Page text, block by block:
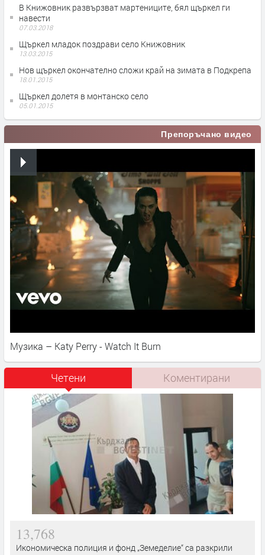
В Книжовник развързват мартениците, бял щъркел ги
навести
07.03.2018
Щъркел младок поздрави село Книжовник
13.03.2015
Нов щъркел окончателно сложи край на зимата в Подкрепа
18.01.2015
Щъркел долетя в монтанско село
05.01.2015
Препоръчано видео
Музика – Katy Perry - Watch It Burn
Четени Коментирани
13,768
Икономическа полиция и фонд „Земеделие“ са разкрили